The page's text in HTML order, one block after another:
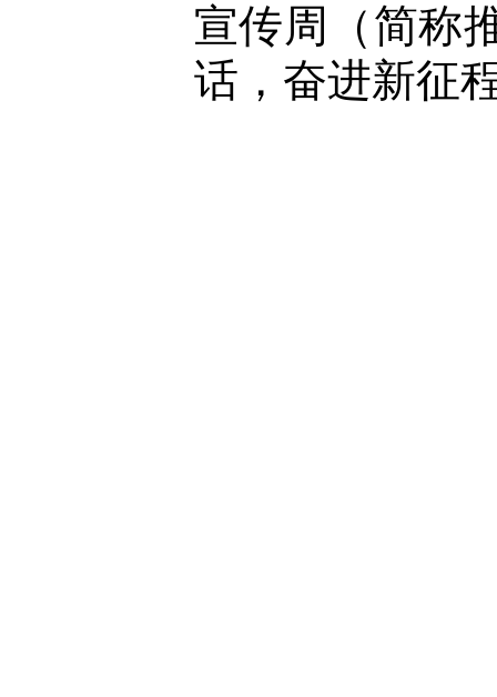
宣传周（简称
话，奋进新征